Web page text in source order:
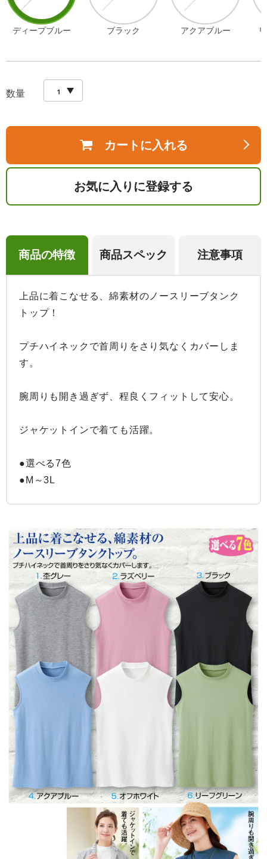
ディープブルー ブラック アクアブルー
数量
カートに入れる
お気に入りに登録する
商品の特徴 商品スペック 注意事項
上品に着こなせる、綿素材のノースリーブタンク
トップ！
プチハイネックで首周りをさり気なくカバーしま
す。
腕周りも開き過ぎず、程良くフィットして安心。
ジャケットインで着ても活躍。
●選べる7色
●M～3L